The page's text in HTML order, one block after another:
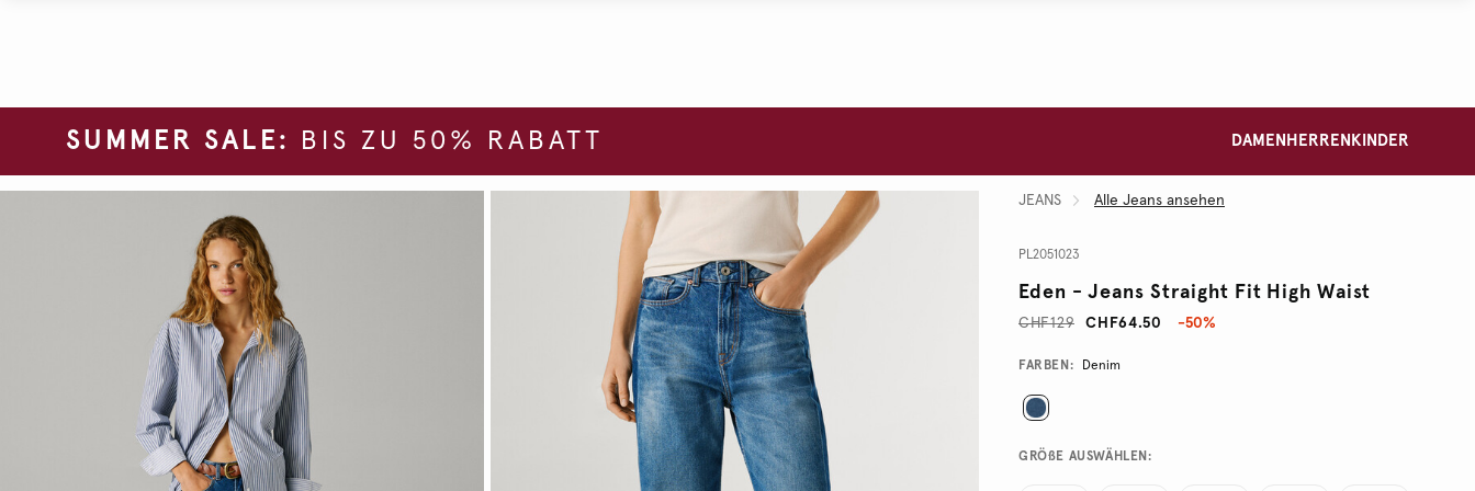
SUMMER SALE: BIS ZU 50% RABATT DAMEN HERREN KINDER
JEANS Alle Jeans ansehen
PL2051023
Eden - Jeans Straight Fit High Waist
CHF64.50
CHF129 -50%
Promotions
Variations
FARBEN: Denim
GRÖßE AUSWÄHLEN: